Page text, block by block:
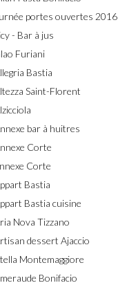
portes ouvertes 2016
- Bar à jus
Furiani
Bastia
Saint-Florent
bar à huitres
Corte
Corte
Bastia
Bastia cuisine
Nova Tizzano
dessert Ajaccio
Montemaggiore
Bonifacio